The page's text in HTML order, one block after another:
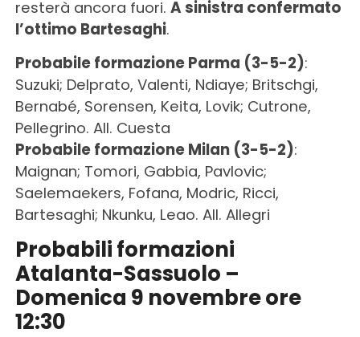
resterà ancora fuori. A sinistra confermato
l’ottimo Bartesaghi.
Probabile formazione Parma (3-5-2):
Suzuki; Delprato, Valenti, Ndiaye; Britschgi,
Bernabé, Sorensen, Keita, Lovik; Cutrone,
Pellegrino. All. Cuesta
Probabile formazione Milan (3-5-2):
Maignan; Tomori, Gabbia, Pavlovic;
Saelemaekers, Fofana, Modric, Ricci,
Bartesaghi; Nkunku, Leao. All. Allegri
Probabili formazioni
Atalanta-Sassuolo –
Domenica 9 novembre ore
12:30